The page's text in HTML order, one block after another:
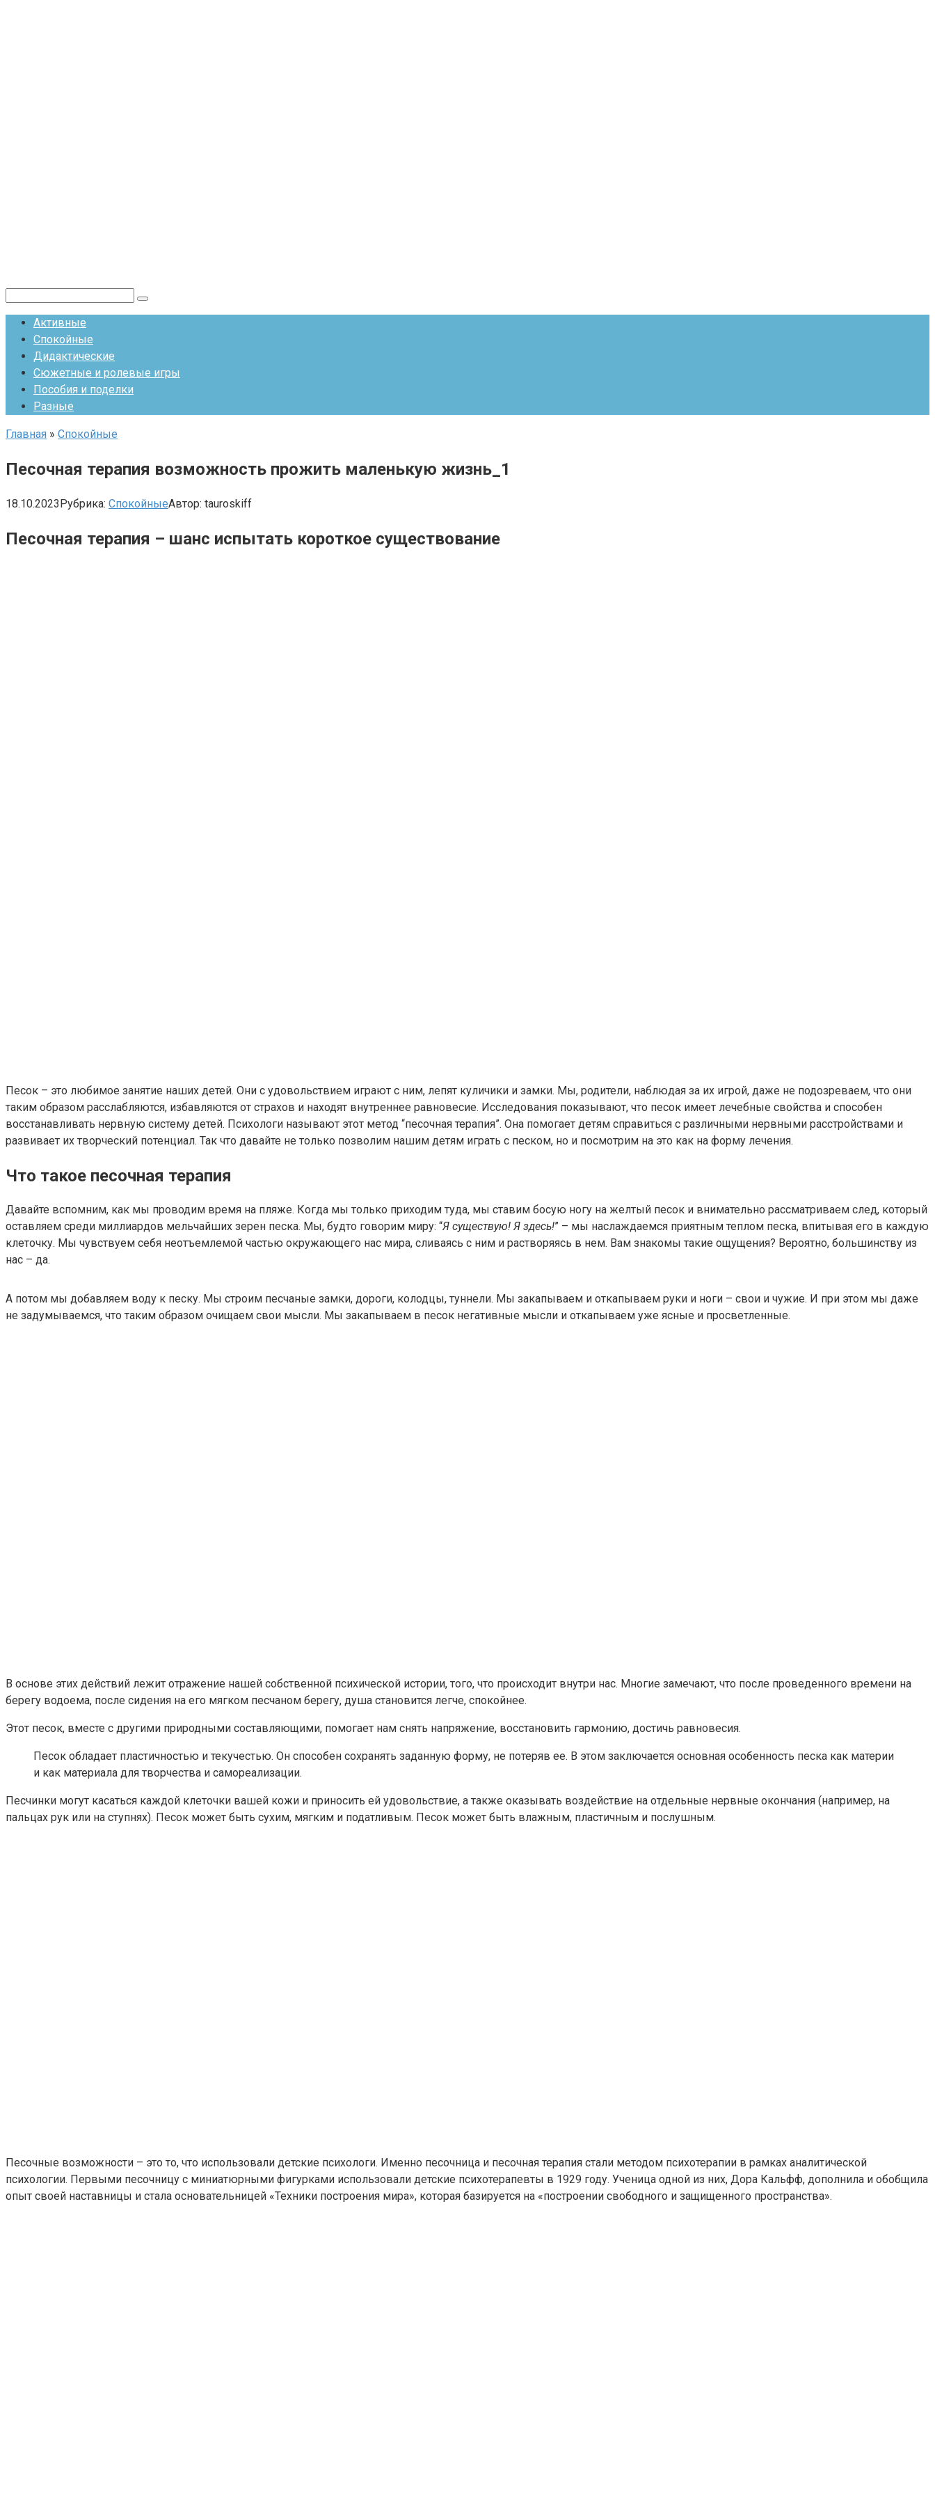
Активные
Спокойные
Дидактические
Сюжетные и ролевые игры
Пособия и поделки
Разные
Главная » Спокойные
Песочная терапия возможность прожить маленькую жизнь_1
18.10.2023Рубрика: СпокойныеАвтор: tauroskiff
Песочная терапия – шанс испытать короткое существование
Песок – это любимое занятие наших детей. Они с удовольствием играют с ним, лепят куличики и замки. Мы, родители, наблюдая за их игрой, даже не подозреваем, что они
таким образом расслабляются, избавляются от страхов и находят внутреннее равновесие. Исследования показывают, что песок имеет лечебные свойства и способен
восстанавливать нервную систему детей. Психологи называют этот метод “песочная терапия”. Она помогает детям справиться с различными нервными расстройствами и
развивает их творческий потенциал. Так что давайте не только позволим нашим детям играть с песком, но и посмотрим на это как на форму лечения.
Что такое песочная терапия
Давайте вспомним, как мы проводим время на пляже. Когда мы только приходим туда, мы ставим босую ногу на желтый песок и внимательно рассматриваем след, который
оставляем среди миллиардов мельчайших зерен песка. Мы, будто говорим миру: “Я существую! Я здесь!” – мы наслаждаемся приятным теплом песка, впитывая его в каждую
клеточку. Мы чувствуем себя неотъемлемой частью окружающего нас мира, сливаясь с ним и растворяясь в нем. Вам знакомы такие ощущения? Вероятно, большинству из
нас – да.
А потом мы добавляем воду к песку. Мы строим песчаные замки, дороги, колодцы, туннели. Мы закапываем и откапываем руки и ноги – свои и чужие. И при этом мы даже
не задумываемся, что таким образом очищаем свои мысли. Мы закапываем в песок негативные мысли и откапываем уже ясные и просветленные.
В основе этих действий лежит отражение нашей собственной психической истории, того, что происходит внутри нас. Многие замечают, что после проведенного времени на
берегу водоема, после сидения на его мягком песчаном берегу, душа становится легче, спокойнее.
Этот песок, вместе с другими природными составляющими, помогает нам снять напряжение, восстановить гармонию, достичь равновесия.
Песок обладает пластичностью и текучестью. Он способен сохранять заданную форму, не потеряв ее. В этом заключается основная особенность песка как материи
и как материала для творчества и самореализации.
Песчинки могут касаться каждой клеточки вашей кожи и приносить ей удовольствие, а также оказывать воздействие на отдельные нервные окончания (например, на
пальцах рук или на ступнях). Песок может быть сухим, мягким и податливым. Песок может быть влажным, пластичным и послушным.
Песочные возможности – это то, что использовали детские психологи. Именно песочница и песочная терапия стали методом психотерапии в рамках аналитической
психологии. Первыми песочницу с миниатюрными фигурками использовали детские психотерапевты в 1929 году. Ученица одной из них, Дора Кальфф, дополнила и обобщила
опыт своей наставницы и стала основательницей «Техники построения мира», которая базируется на «построении свободного и защищенного пространства».